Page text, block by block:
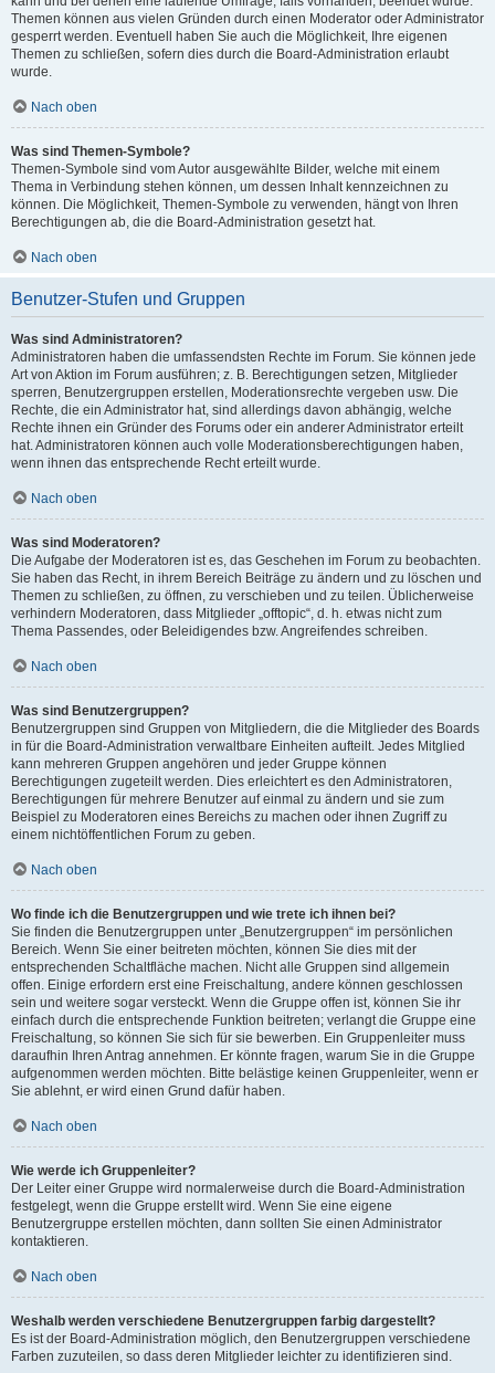
Themen können aus vielen Gründen durch einen Moderator oder Administrator
gesperrt werden. Eventuell haben Sie auch die Möglichkeit, Ihre eigenen
Themen zu schließen, sofern dies durch die Board-Administration erlaubt
wurde.
Nach oben
Was sind Themen-Symbole?
Themen-Symbole sind vom Autor ausgewählte Bilder, welche mit einem
Thema in Verbindung stehen können, um dessen Inhalt kennzeichnen zu
können. Die Möglichkeit, Themen-Symbole zu verwenden, hängt von Ihren
Berechtigungen ab, die die Board-Administration gesetzt hat.
Nach oben
Benutzer-Stufen und Gruppen
Was sind Administratoren?
Administratoren haben die umfassendsten Rechte im Forum. Sie können jede
Art von Aktion im Forum ausführen; z. B. Berechtigungen setzen, Mitglieder
sperren, Benutzergruppen erstellen, Moderationsrechte vergeben usw. Die
Rechte, die ein Administrator hat, sind allerdings davon abhängig, welche
Rechte ihnen ein Gründer des Forums oder ein anderer Administrator erteilt
hat. Administratoren können auch volle Moderationsberechtigungen haben,
wenn ihnen das entsprechende Recht erteilt wurde.
Nach oben
Was sind Moderatoren?
Die Aufgabe der Moderatoren ist es, das Geschehen im Forum zu beobachten.
Sie haben das Recht, in ihrem Bereich Beiträge zu ändern und zu löschen und
Themen zu schließen, zu öffnen, zu verschieben und zu teilen. Üblicherweise
verhindern Moderatoren, dass Mitglieder „offtopic“, d. h. etwas nicht zum
Thema Passendes, oder Beleidigendes bzw. Angreifendes schreiben.
Nach oben
Was sind Benutzergruppen?
Benutzergruppen sind Gruppen von Mitgliedern, die die Mitglieder des Boards
in für die Board-Administration verwaltbare Einheiten aufteilt. Jedes Mitglied
kann mehreren Gruppen angehören und jeder Gruppe können
Berechtigungen zugeteilt werden. Dies erleichtert es den Administratoren,
Berechtigungen für mehrere Benutzer auf einmal zu ändern und sie zum
Beispiel zu Moderatoren eines Bereichs zu machen oder ihnen Zugriff zu
einem nichtöffentlichen Forum zu geben.
Nach oben
Wo finde ich die Benutzergruppen und wie trete ich ihnen bei?
Sie finden die Benutzergruppen unter „Benutzergruppen“ im persönlichen
Bereich. Wenn Sie einer beitreten möchten, können Sie dies mit der
entsprechenden Schaltfläche machen. Nicht alle Gruppen sind allgemein
offen. Einige erfordern erst eine Freischaltung, andere können geschlossen
sein und weitere sogar versteckt. Wenn die Gruppe offen ist, können Sie ihr
einfach durch die entsprechende Funktion beitreten; verlangt die Gruppe eine
Freischaltung, so können Sie sich für sie bewerben. Ein Gruppenleiter muss
daraufhin Ihren Antrag annehmen. Er könnte fragen, warum Sie in die Gruppe
aufgenommen werden möchten. Bitte belästige keinen Gruppenleiter, wenn er
Sie ablehnt, er wird einen Grund dafür haben.
Nach oben
Wie werde ich Gruppenleiter?
Der Leiter einer Gruppe wird normalerweise durch die Board-Administration
festgelegt, wenn die Gruppe erstellt wird. Wenn Sie eine eigene
Benutzergruppe erstellen möchten, dann sollten Sie einen Administrator
kontaktieren.
Nach oben
Weshalb werden verschiedene Benutzergruppen farbig dargestellt?
Es ist der Board-Administration möglich, den Benutzergruppen verschiedene
Farben zuzuteilen, so dass deren Mitglieder leichter zu identifizieren sind.